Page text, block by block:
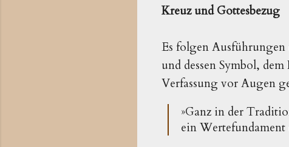
Kreuz und Gottesbezug
Es folgen
und dessen Symbol,
Verfassung vor Augen
»Ganz in der
ein Wertefundament